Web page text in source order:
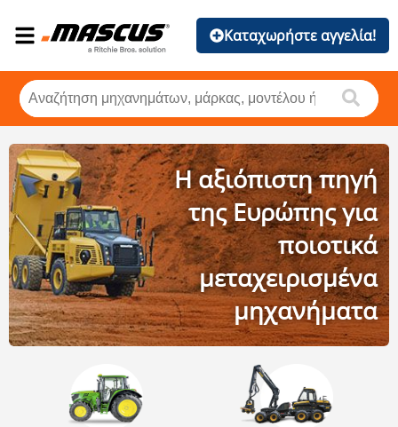
Καταχωρήστε αγγελία!
Η αξιόπιστη πηγή
της Ευρώπης για
ποιοτικά
μεταχειρισμένα
μηχανήματα